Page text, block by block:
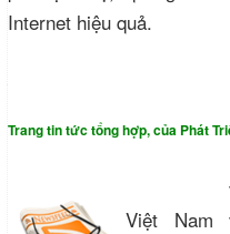
Internet hiệu quả.
Trang tin tức tổng hợp, của Phát
Việt Nam